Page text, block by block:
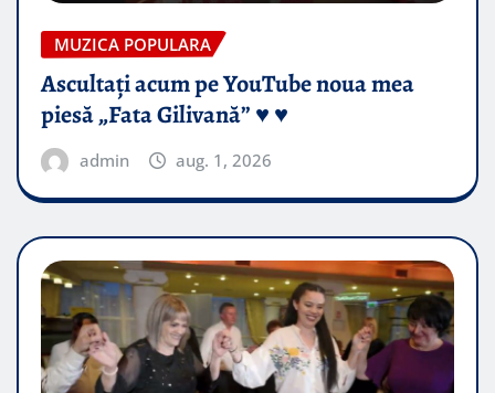
MUZICA POPULARA
Ascultați acum pe YouTube noua mea
piesă „Fata Gilivană” ♥️ ♥️
admin aug. 1, 2026